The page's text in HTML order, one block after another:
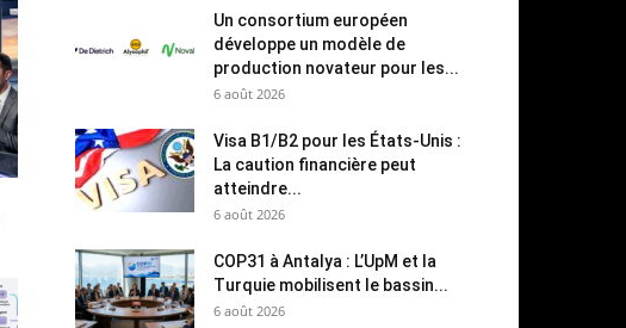
Un consortium européen
développe un modèle de
production novateur pour les...
6 août 2026
Visa B1/B2 pour les États-Unis :
La caution financière peut
atteindre...
6 août 2026
COP31 à Antalya : L’UpM et la
Turquie mobilisent le bassin...
6 août 2026